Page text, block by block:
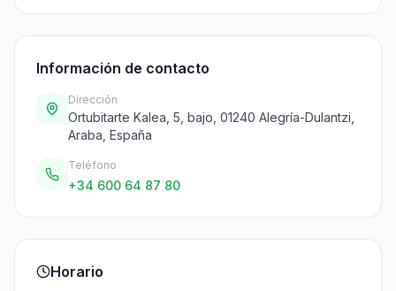
Información de contacto
Dirección
Ortubitarte Kalea, 5, bajo, 01240 Alegría-Dulantzi,
Araba, España
Teléfono
+34 600 64 87 80
Horario